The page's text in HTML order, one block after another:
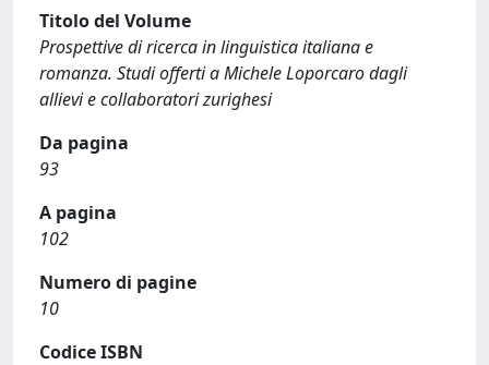
Titolo del Volume
Prospettive di ricerca in linguistica italiana e
romanza. Studi offerti a Michele Loporcaro dagli
allievi e collaboratori zurighesi
Da pagina
93
A pagina
102
Numero di pagine
10
Codice ISBN